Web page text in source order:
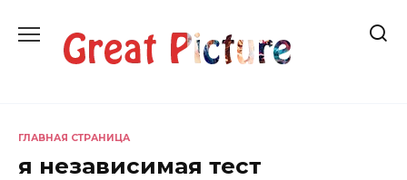
содержанию
ГЛАВНАЯ СТРАНИЦА
я независимая тест